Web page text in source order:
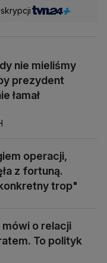
nie mieliśmy
prezydent
łamał
operacji,
z fortuną.
trop"
o relacji
To polityk